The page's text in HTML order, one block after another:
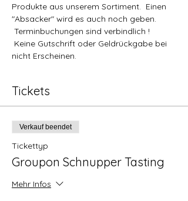
Produkte aus unserem Sortiment.  Einen
"Absacker" wird es auch noch geben.
Terminbuchungen sind verbindlich !
Keine Gutschrift oder Geldrückgabe bei
nicht Erscheinen.
Tickets
Verkauf beendet
Tickettyp
Groupon Schnupper Tasting
Mehr Infos